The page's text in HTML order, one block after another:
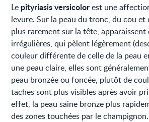
Le pityriasis versicolorest une
levure. Sur la peau du tronc, du cou et
plus rarement sur la tête, apparaissent
irrégulières, qui pèlent légèrement
couleur différente de celle de la peau
une peau claire, elles sont
peau bronzée ou foncée, plutôt de
taches sont plus visibles après avoir
effet, la peau saine bronze plus
des zones touchées par le champignon.